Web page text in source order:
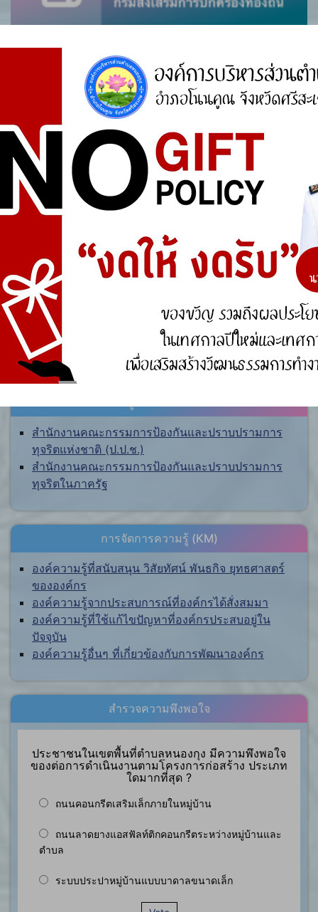
สำนักงานคณะกรรมการป้องกันและปราบปรามการ
ทุจริตแห่งชาติ (ป.ป.ช.)
สำนักงานคณะกรรมการป้องกันและปราบปรามการ
ทุจริตในภาครัฐ
การจัดการความรู้ (KM)
องค์ความรู้ที่สนับสนุน วิสัยทัศน์ พันธกิจ ยุทธศาสตร์
ขององค์กร
องค์ความรู้จากประสบการณ์ที่องค์กรได้สั่งสมมา
องค์ความรู้ที่ใช้แก้ไขปัญหาที่องค์กรประสบอยู่ใน
ปัจจุบัน
องค์ความรู้อื่นๆ ที่เกี่ยวข้องกับการพัฒนาองค์กร
สำรวจความพึงพอใจ
ประชาชนในเขตพื้นที่ตำบลหนองกุง มีความพึงพอใจ
ของต่อการดำเนินงานตามโครงการก่อสร้าง ประเภท
ใดมากที่สุด ?
ถนนคอนกรีตเสริมเล็กภายในหมู่บ้าน
ถนนลาดยางแอสฟัลท์ติกคอนกรีตระหว่างหมู่บ้านและ
ตำบล
ระบบประปาหมู่บ้านแบบบาดาลขนาดเล็ก